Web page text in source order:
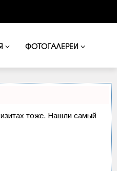
ФОТОГАЛЕРЕИ
тоже. Нашли самый